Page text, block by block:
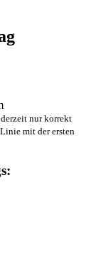
nur korrekt
mit der ersten